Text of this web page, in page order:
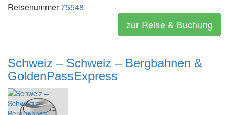
Reisenummer75548
zur Reise & Buchung
Schweiz – Schweiz – Bergbahnen &
GoldenPassExpress